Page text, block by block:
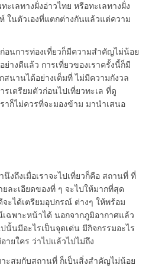
ะเลทางฝั่งอ่าวไทย หรือทะเลทางฝั่ง
ในตัวเองที่แตกต่างกันแล้วแต่ความ
การท่องเที่ยวก็มีความสำคัญไม่น้อย
ย่างดีแล้ว การเที่ยวของเราครั้งนี้ก็มี
นานได้อย่างเต็มที่ ไม่มีความกังวล
รเตรียมตัวก่อนไปเที่ยวทะเล ที่ดู
ราก็ไม่ควรที่จะมองข้าม มานำเสนอ
งเมื่อเราจะไปเที่ยวก็คือ สถานที่ ที่
ยละเอียดของที่ ๆ จะไปให้มากที่สุด
ะได้เตรียมอุปกรณ์ ต่างๆ ให้พร้อม
ฉพาะหน้าได้ นอกจากภูมิอากาศแล้ว
นั้นมีอะไรเป็นจุดเด่น มีกิจกรรมอะไร
ายใคร ว่าไปแล้วไปไม่ถึง
สมกับสถานที่ ก็เป็นสิ่งสำคัญไม่น้อย